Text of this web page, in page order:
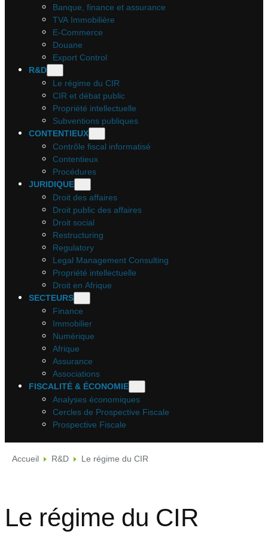
Banque, finance et assurance
TVA Immobilière
E-Commerce
Douane
Export Control
R&D
Le régime du CIR
CIR et débat public
Propriété intellectuelle
Subventions publiques
CONTENTIEUX
Contrôle fiscal informatisé
Contentieux
Procédures
JURIDIQUE
Droit des affaires
Droit public des affaires
Droit social
Restructuring
Regulatory
Legal Management Consulting
Propriété intellectuelle
Droit en Afrique
SECTEURS
Finance
Immobilier
Numérique
Afrique
Assurance
Associations
FISCALITÉ & ÉCONOMIE
Analyses économiques
Cercles de Prospective Fiscale
Prospective Fiscale
Accueil R&D Le régime du CIR
Le régime du CIR